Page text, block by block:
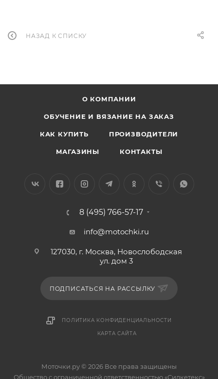
НАЗАД К СПИСКУ
О КОМПАНИИ
ОБУЧЕНИЕ И ВЯЗАНИЕ НА ЗАКАЗ
КАК КУПИТЬ ПРОИЗВОДИТЕЛИ
МАГАЗИНЫ КОНТАКТЫ
8 (495) 766-57-17
info@motochki.ru
127030, г. Москва, Новослободская
ул. дом 3
ПОДПИСАТЬСЯ НА РАССЫЛКУ
ПОЛИТИКА КОНФИДЕНЦИАЛЬНОСТИ
КАРТА САЙТА
Моточки.ру © 2026 Все права защищены
Общество с ограниченной ответственностью «Силкетекс»